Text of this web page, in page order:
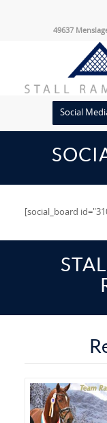
49637
Social
[social_board